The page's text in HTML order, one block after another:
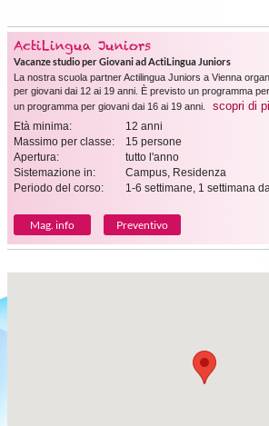
ActiLingua Juniors
Vacanze studio per Giovani ad ActiLingua Juniors
La nostra scuola partner Actilingua Juniors a Vienna
per giovani dai 12 ai 19 anni. È previsto un programma
un programma per giovani dai 16 ai 19 anni.
scopri di
Età minima:
12 anni
Massimo per classe:
15 persone
Apertura:
tutto l'anno
Sistemazione in:
Campus, Residenza
Periodo del corso:
1-6 settimane, 1 settimana
Mag. info Preventivo